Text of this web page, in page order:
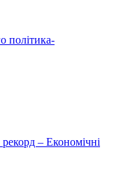
політика-
– Економічні